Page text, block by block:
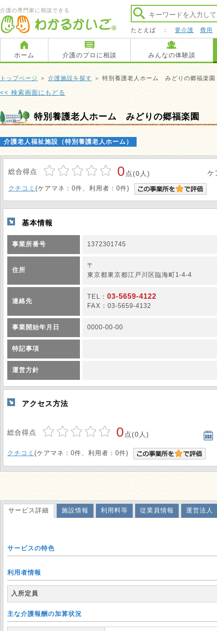
介護の専門家に相談できる
たとえば ： 要介護 費用
ホーム 介護のプロに相談 みんなの体験談
トップページ ＞ 介護施設を探す ＞ 特別養護老人ホーム みどりの郷福楽園
<< 検索画面にもどる
特別養護老人ホーム みどりの郷福楽園
介護老人福祉施設（特別養護老人ホーム）
総合得点 0 点(0人) ケ
クチコミ (ケアマネ：0件、利用者：0件)
基本情報
事業所番号 1372301745
住所
〒
東京都東京都江戸川区臨海町1-4-4
連絡先
TEL： 03-5659-4122
FAX：03-5659-4132
事業開始年月日 0000-00-00
特記事項
運営方針
アクセス方法
総合得点 0 点(0人)
クチコミ (ケアマネ：0件、利用者：0件)
サービス詳細 施設情報 利用料等 従業員情報 運営法人
サービスの特色
利用者情報
入所定員
主な介護報酬の加算状況